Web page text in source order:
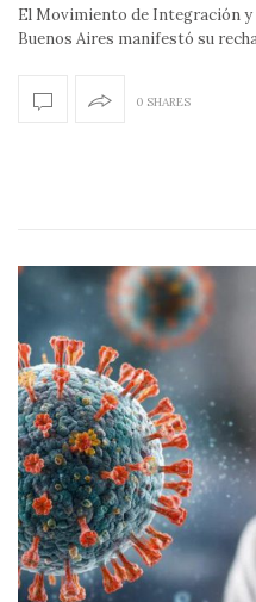
El Movimiento de Integración
Buenos Aires manifestó su
0 SHARES